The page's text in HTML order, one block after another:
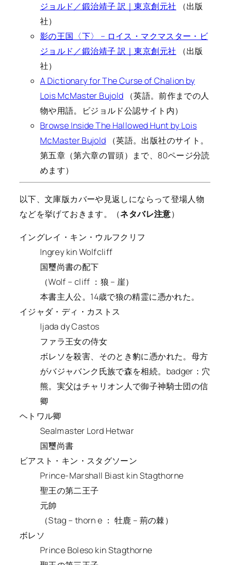
ジョルド／鍛治靖子 訳｜東京創元社 （出版
社）
影の王国〈下〉 – ロイス・マクマスター・ビ
ジョルド／鍛治靖子 訳｜東京創元社 （出版
社）
A Dictionary for The Curse of Chalion by
Lois McMaster Bujold （英語。前作までの人
物や用語。ビジョルド公認サイト内）
Browse Inside The Hallowed Hunt by Lois
McMaster Bujold （英語。出版社のサイト。
第五章（第六章の冒頭）まで、80ページ分読
めます）
以下、文庫版カバーや見返しにならって登場人物
などを挙げておきます。（ネタバレ注意）
イングレイ・キン・ウルフクリフ
Ingrey kin Wolfcliff
国璽尚書の配下
（Wolf – cliff ：狼 – 崖）
本書主人公。14歳で狼の精霊に憑かれた。
イジャダ・ディ・カストス
Ijada dy Castos
ファラ王女の侍女
ボレソを殺害、そのとき豹に憑かれた。母方
がバジャバンク氏族で森を相続。badger：穴
熊。実父はチャリオン人で御子神騎士団の信
卿
ヘトワル卿
Sealmaster Lord Hetwar
国璽尚書
ビアスト・キン・スタグソーン
Prince-Marshall Biast kin Stagthorne
聖王の第二王子
元帥
（Stag – thorn e ： 牡鹿 – 荊の棘）
ボレソ
Prince Boleso kin Stagthorne